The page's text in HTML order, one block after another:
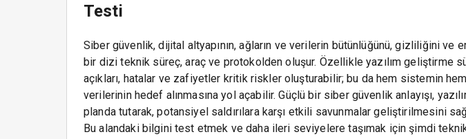
Testi
Siber güvenlik, dijital altyapının, ağların ve verilerin bütünlüğünü, gizliliğini ve
bir dizi teknik süreç, araç ve protokolden oluşur. Özellikle yazılım geliştirme
açıkları, hatalar ve zafiyetler kritik riskler oluşturabilir; bu da hem sistemin hem
verilerinin hedef alınmasına yol açabilir. Güçlü bir siber güvenlik anlayışı,
planda tutarak, potansiyel saldırılara karşı etkili savunmalar geliştirilmesini
Bu alandaki bilgini test etmek ve daha ileri seviyelere taşımak için şimdi